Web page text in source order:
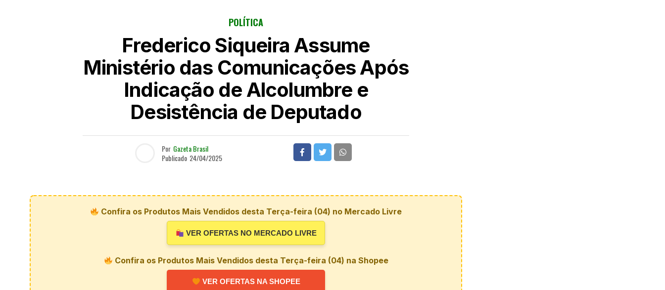
POLÍTICA
Frederico Siqueira Assume
Ministério das Comunicações Após
Indicação de Alcolumbre e
Desistência de Deputado
Por Gazeta Brasil
Publicado 24/04/2025
Confira os Produtos Mais Vendidos desta Terça-feira (04) no Mercado Livre
VER OFERTAS NO MERCADO LIVRE
Confira os Produtos Mais Vendidos desta Terça-feira (04) na Shopee
VER OFERTAS NA SHOPEE